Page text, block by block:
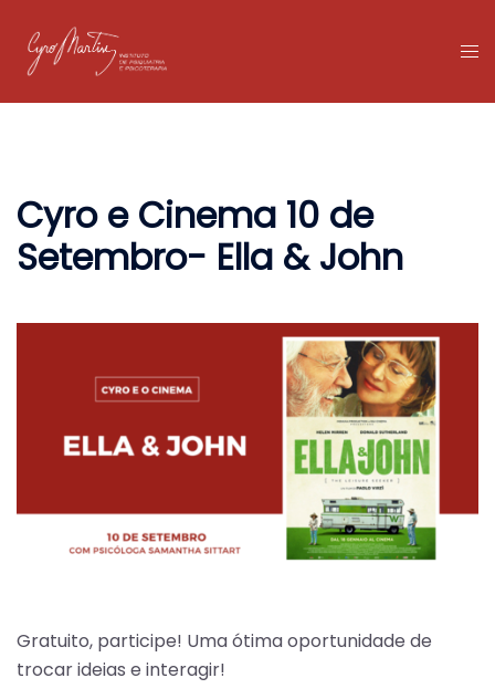
para
conteúdo
Cyro e Cinema 10 de
Setembro- Ella & John
Gratuito, participe! Uma ótima oportunidade de
trocar ideias e interagir!